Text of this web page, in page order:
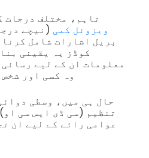
تاہم، مختلف درجات
ویزوئل کمی (نیچے
بریل اشارات شامل
کوڈز یہ یقینی
معلومات ان کے لیے
وہ کسی اور
حال ہی میں، وسطی
تنظیم (سی ڈی ایس سی
عوامی رائے کے لیے ان